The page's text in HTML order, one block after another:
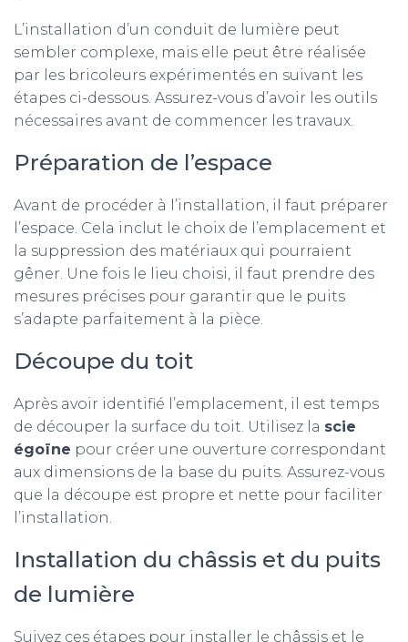
L’installation d’un conduit de lumière peut
sembler complexe, mais elle peut être réalisée
par les bricoleurs expérimentés en suivant les
étapes ci-dessous. Assurez-vous d’avoir les outils
nécessaires avant de commencer les travaux.
Préparation de l’espace
Avant de procéder à l’installation, il faut préparer
l’espace. Cela inclut le choix de l’emplacement et
la suppression des matériaux qui pourraient
gêner. Une fois le lieu choisi, il faut prendre des
mesures précises pour garantir que le puits
s’adapte parfaitement à la pièce.
Découpe du toit
Après avoir identifié l’emplacement, il est temps
de découper la surface du toit. Utilisez la scie
égoïne pour créer une ouverture correspondant
aux dimensions de la base du puits. Assurez-vous
que la découpe est propre et nette pour faciliter
l’installation.
Installation du châssis et du puits
de lumière
Suivez ces étapes pour installer le châssis et le